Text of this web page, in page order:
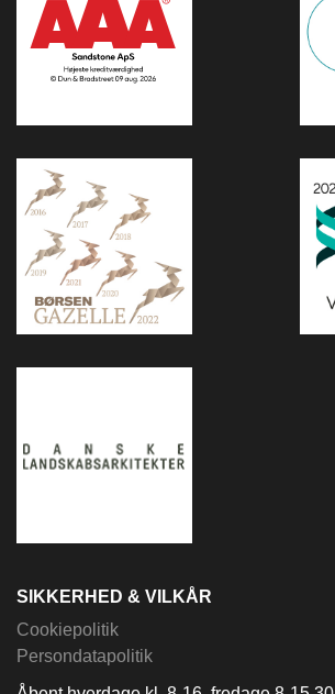
SIKKERHED & VILKÅR
Cookiepolitik
Persondatapolitik